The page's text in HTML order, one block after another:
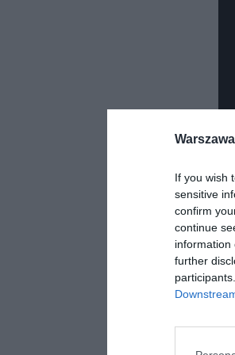
If you wish
sensitive
confirm
continue
information
further